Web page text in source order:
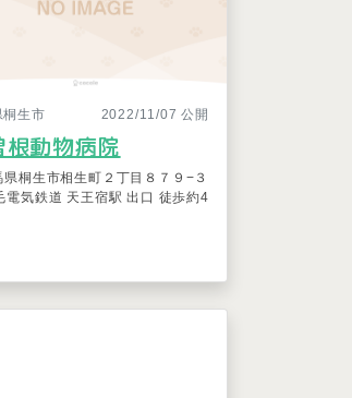
桐生市 2022/11/07 公開
根動物病院
県桐生市相生町２丁目８７９−３
電気鉄道 天王宿駅 出口 徒歩約4